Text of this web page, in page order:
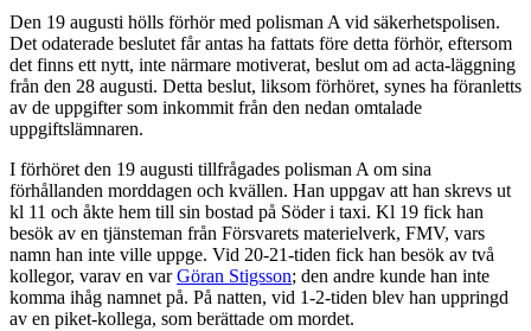
Den 19 augusti hölls förhör med polisman A vid säkerhetspolisen.
Det odaterade beslutet får antas ha fattats före detta förhör, eftersom
det finns ett nytt, inte närmare motiverat, beslut om ad acta-läggning
från den 28 augusti. Detta beslut, liksom förhöret, synes ha föranletts
av de uppgifter som inkommit från den nedan omtalade
uppgiftslämnaren.
I förhöret den 19 augusti tillfrågades polisman A om sina
förhållanden morddagen och kvällen. Han uppgav att han skrevs ut
kl 11 och åkte hem till sin bostad på Söder i taxi. Kl 19 fick han
besök av en tjänsteman från Försvarets materielverk, FMV, vars
namn han inte ville uppge. Vid 20-21-tiden fick han besök av två
kollegor, varav en varGöran Stigsson; den andre kunde han inte
komma ihåg namnet på. På natten, vid 1-2-tiden blev han uppringd
av en piket-kollega, som berättade om mordet.